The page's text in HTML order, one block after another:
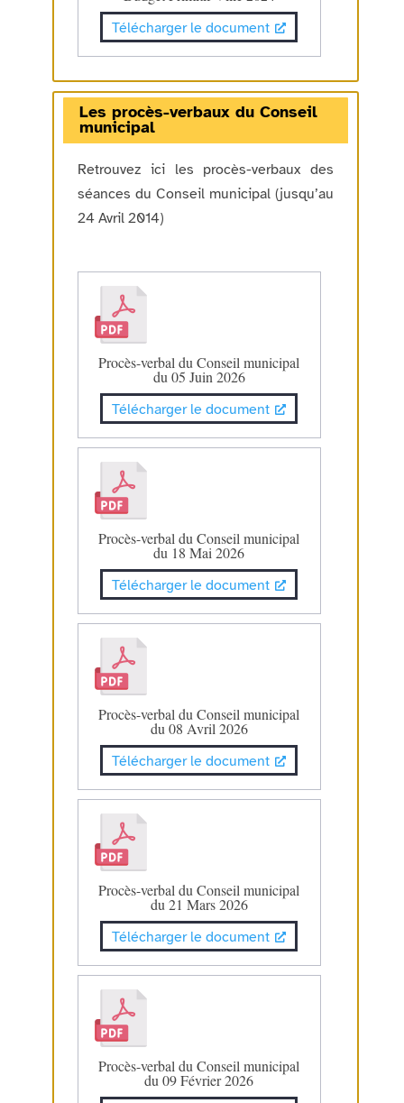
Télécharger le document
Les procès-verbaux du Conseil
municipal
Retrouvez ici les procès-verbaux des
séances du Conseil municipal (jusqu’au
24 Avril 2014)
Procès-verbal du Conseil municipal
du 05 Juin 2026
Télécharger le document
Procès-verbal du Conseil municipal
du 18 Mai 2026
Télécharger le document
Procès-verbal du Conseil municipal
du 08 Avril 2026
Télécharger le document
Procès-verbal du Conseil municipal
du 21 Mars 2026
Télécharger le document
Procès-verbal du Conseil municipal
du 09 Février 2026